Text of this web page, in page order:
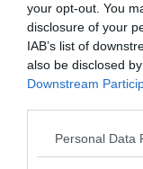
your opt-out. You
disclosure of your
IAB’s list of
also be disclosed
Downstream
Personal Data